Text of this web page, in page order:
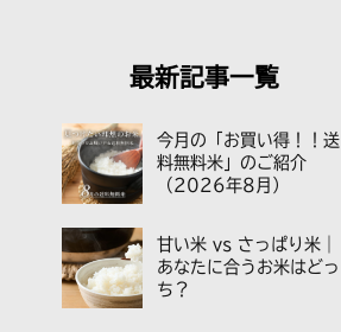
最新記事一覧
今月の「お買い得！！送
料無料米」のご紹介
（2026年8月）
甘い米 vs さっぱり米｜
あなたに合うお米はどっ
ち？